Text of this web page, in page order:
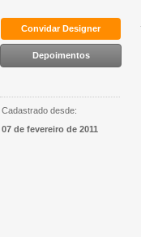
Convidar Designer
Depoimentos
Cadastrado desde:
07 de fevereiro de 2011